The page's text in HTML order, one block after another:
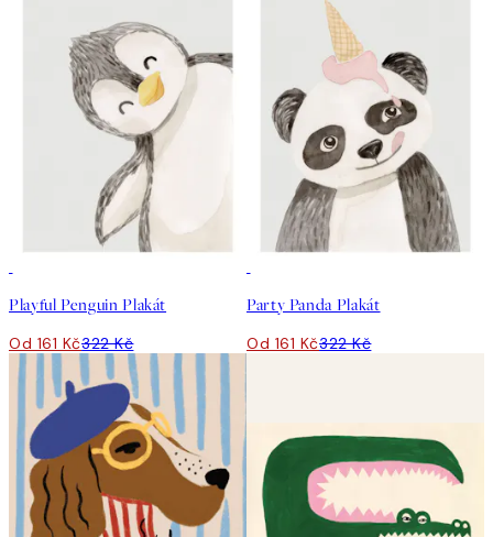
Playful Penguin Plakát
Od 161 Kč322 Kč
Party Panda Plakát
Od 161 Kč322 Kč